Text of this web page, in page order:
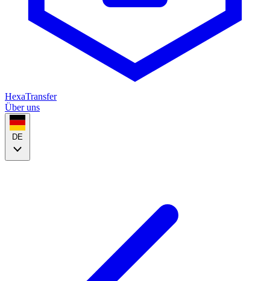
HexaTransfer
Über uns
DE